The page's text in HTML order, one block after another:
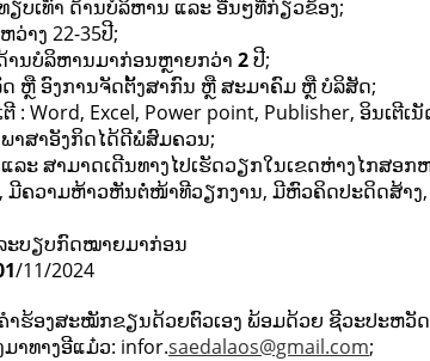
ບເທົ່າ ດ້ານບໍລິຫານ ແລະ ອື່ນໆທີ່ກ່ຽວຂ້ອງ;
າງ 22-35ປີ;
ານບໍລິຫານມາກ່ອນຫຼາຍກວ່າ 2ປີ;
ຫຼື ອົງການ​ຈັດຕັ້ງສາກົນ ຫຼື ສະມາຄົມ ຫຼື ບໍລິສັດ;
: Word, Excel, Power point, Publisher, ອິນເຕີເ
າສາອັງກິດໄດ້ດີພໍສົມຄວນ;
ະ ສາມາດເດີນທາງໄປເຮັດວຽກໃນເຂດຫ່າງໄກສອກ
ມີຄວາມຫ້າວຫັນຕໍ່ໜ້າທີວຽກງານ, ມີຫົວຄິດປະດິດສ້າ
ະບຽບກົດໝາຍມາກ່ອນ
/11/2024
ຮ້ອງສະໝັກຂຽນດ້ວຍຕົວເອງ ພ້ອມດ້ວຍ ຊີວະປະຫວັ
າທາງອີແມ໋ວ: infor.saedalaos@gmail.com;